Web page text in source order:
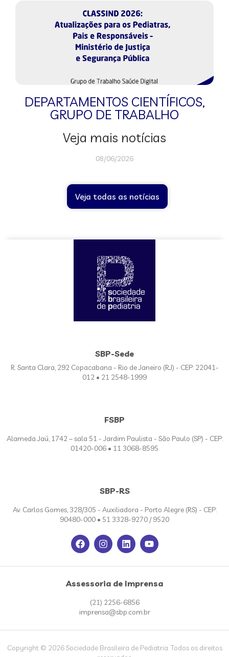
DEPARTAMENTOS CIENTÍFICOS,
GRUPO DE TRABALHO
Veja mais notícias
08/06/2026
Veja todas as notícias
SBP-Sede
R. Santa Clara, 292 Copacabana - Rio de Janeiro (RJ) - CEP: 22041-
012 • 21 2548-1999
FSBP
Alameda Jaú, 1742 – sala 51 - Jardim Paulista - São Paulo (SP) - CEP:
01420-006 • 11 3068-8595
SBP-RS
Av. Carlos Gomes, 328/305 - Auxiliadora - Porto Alegre (RS) - CEP:
90480-000 • 51 3328-9270 / 9520
Assessoria de Imprensa
(21) 2256-6856
imprensa@sbp.com.br
Copyright © 2026 Sociedade Brasileira de Pediatria. Todos os direitos